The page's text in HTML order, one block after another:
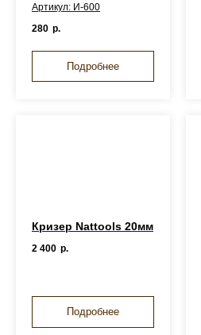
Артикул: И-600
280 р.
Подробнее
Кризер Nattools 20мм
2 400 р.
Подробнее